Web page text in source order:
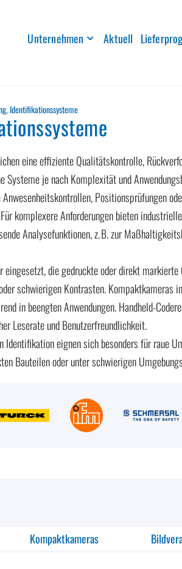
Unternehmen Aktuell
Identifikationssysteme
eine effiziente Qualitätskontrolle,
je nach Komplexität und
Positionsprüfungen
komplexere Anforderungen bieten
Analysefunktionen, z. B. zur
die gedruckte oder direkt markierte
schwierigen Kontrasten. Kompaktkameras
in beengten Anwendungen. Handheld-
Leserate und Benutzerfreundlichkeit.
eignen sich besonders für raue
Bauteilen oder unter schwierigen
Kompaktkameras